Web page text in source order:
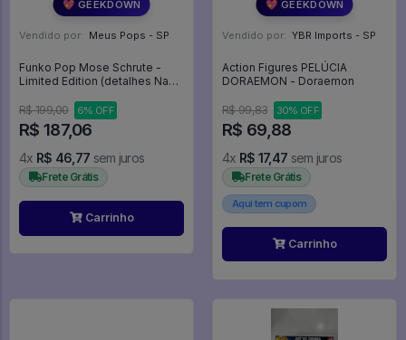
💖 GEEKDOWN
Vendido por: Meus Pops - SP
Funko Pop Mose Schrute -
Limited Edition (detalhes Na
R$ 199,00
6% OFF
R$ 187,06
4x R$ 46,77 sem juros
Frete Grátis
Carrinho
💖 GEEKDOWN
Vendido por: YBR Imports - SP
Action Figures PELÚCIA
DORAEMON - Doraemon
R$ 99,83 30% OFF
R$ 69,88
4x R$ 17,47 sem juros
Frete Grátis
Aqui tem cupom
Carrinho